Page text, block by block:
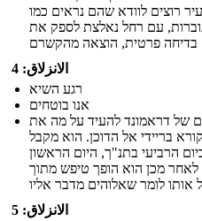
רוצים לוודא שהם נראים כמו
עם רחל נאלצת לספק את
الانزلاق: 4
רגע השיא
אנו בוטחים
של דראמונד להעיד על מה את
בריידי אל הדוכן. הוא מקבל
הרביעי בתנ"ך, היום הראשון
לה 10 מיליון שנה. לאחר מכן הוא הופך טיפש מתוך
الانزلاق: 5